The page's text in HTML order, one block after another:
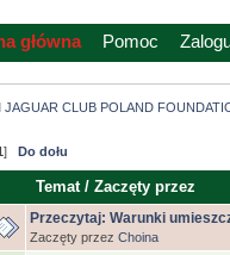
główna Pomoc
JAGUAR CLUB POLAND
] Do dołu
Temat/Zaczęty przez
Przeczytaj: Warunki
Zaczęty przez Choina